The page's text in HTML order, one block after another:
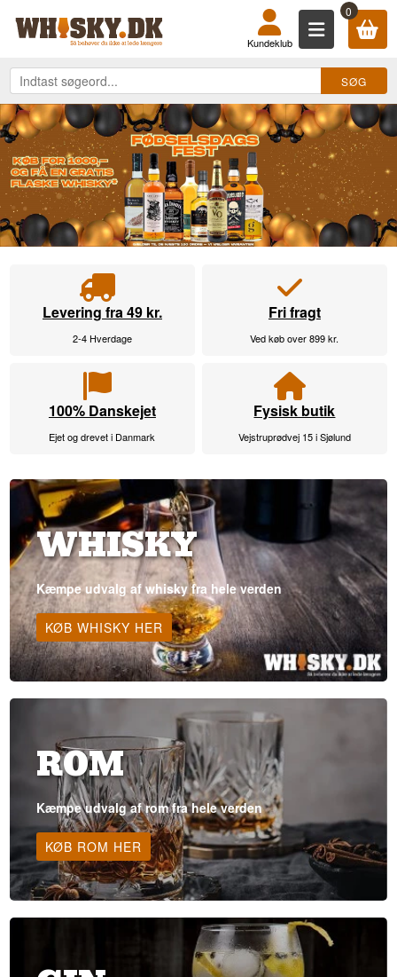
KØB DIN WHISKY, ROM, GIN, 0
Kundeklub
Levering fra 49 kr.
2-4 Hverdage
Fri fragt
Ved køb over 899 kr.
100% Danskejet
Ejet og drevet i Danmark
Fysisk butik
Vejstruprødvej 15 i Sjølund
WHISKY
Kæmpe udvalg af whisky fra hele verden
KØB WHISKY HER
ROM
Kæmpe udvalg af rom fra hele verden
KØB ROM HER